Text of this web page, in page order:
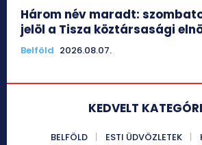
Három név maradt:
jelöl a Tisza köztársasági
Belföld 2026.08.07.
KEDVELT
BELFÖLD ESTI ÜDVÖZLETEK